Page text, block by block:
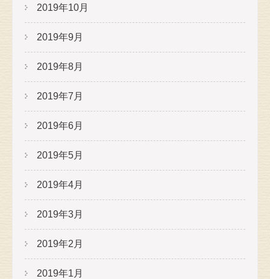
2019年10月
2019年9月
2019年8月
2019年7月
2019年6月
2019年5月
2019年4月
2019年3月
2019年2月
2019年1月